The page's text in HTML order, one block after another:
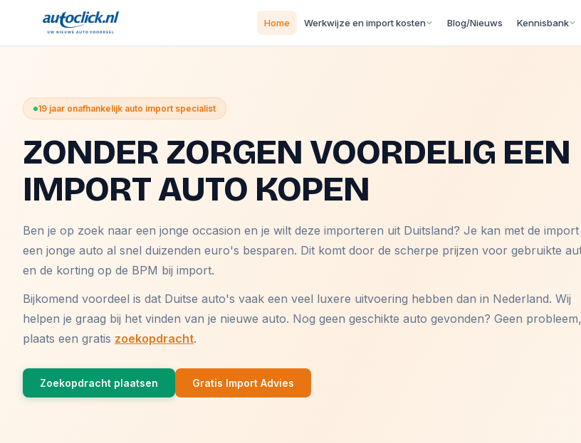
Home Werkwijze en import kosten Blog/Nieuws Kennisbank
19 jaar onafhankelijk auto import specialist
ZONDER ZORGEN VOORDELIG EEN
IMPORT AUTO KOPEN
Ben je op zoek naar een jonge occasion en je wilt deze importeren uit Duitsland? Je kan met de
een jonge auto al snel duizenden euro's besparen. Dit komt door de scherpe prijzen voor gebruikte
en de korting op de BPM bij import.
Bijkomend voordeel is dat Duitse auto's vaak een veel luxere uitvoering hebben dan in Nederland. Wij
helpen je graag bij het vinden van je nieuwe auto. Nog geen geschikte auto gevonden? Geen probleem,
plaats een gratis zoekopdracht.
Zoekopdracht plaatsen Gratis Import Advies